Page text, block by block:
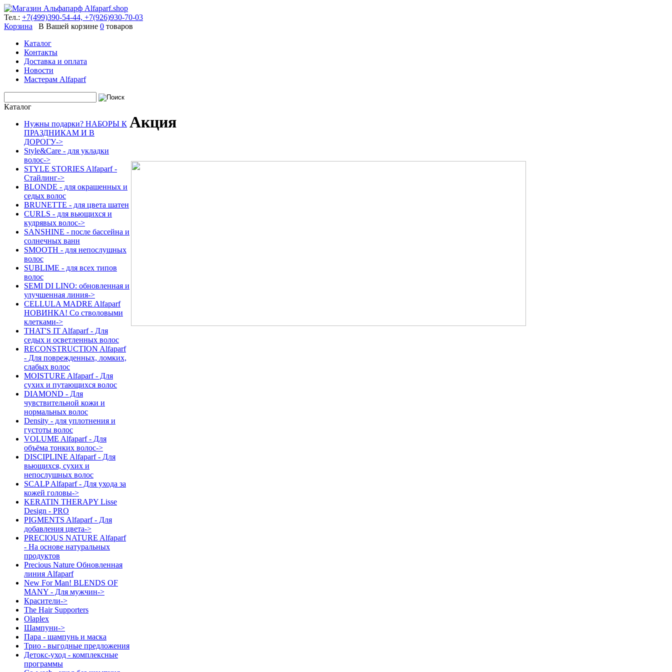
Тел.: +7(499)390-54-44, +7(926)930-70-03
Корзина В Вашей корзине 0 товаров
Каталог
Контакты
Доставка и оплата
Новости
Мастерам Alfaparf
Каталог
Нужны подарки? НАБОРЫ К
ПРАЗДНИКАМ И В
ДОРОГУ->
Style&Care - для укладки
волос->
STYLE STORIES Alfaparf -
Стайлинг->
BLONDE - для окрашенных и
седых волос
BRUNETTE - для цвета шатен
CURLS - для вьющихся и
кудрявых волос->
SANSHINE - после бассейна и
солнечных ванн
SMOOTH - для непослушных
волос
SUBLIME - для всех типов
волос
SEMI DI LINO: обновленная и
улучшенная линия->
CELLULA MADRE Alfaparf
НОВИНКА! Со стволовыми
клетками->
THAT'S IT Alfaparf - Для
седых и осветленных волос
RECONSTRUCTION Alfaparf
- Для поврежденных, ломких,
слабых волос
MOISTURE Alfaparf - Для
сухих и путающихся волос
DIAMOND - Для
чувствительной кожи и
нормальных волос
Density - для уплотнения и
густоты волос
VOLUME Alfaparf - Для
объёма тонких волос->
DISCIPLINE Alfaparf - Для
вьющихся, сухих и
непослушных волос
SCALP Alfaparf - Для ухода за
кожей головы->
KERATIN THERAPY Lisse
Design - PRO
PIGMENTS Alfaparf - Для
добавления цвета->
PRECIOUS NATURE Alfaparf
- На основе натуральных
продуктов
Precious Nature Обновленная
линия Alfaparf
New For Man! BLENDS OF
MANY - Для мужчин->
Красители->
The Hair Supporters
Olaplex
Шампуни->
Пара - шампунь и маска
Трио - выгодные предложения
Детокс-уход - комплексные
программы
Акция